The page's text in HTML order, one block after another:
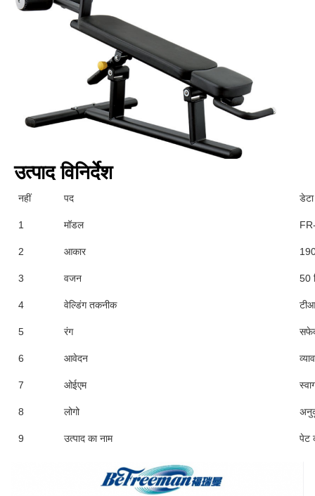
उत्पाद विनिर्देश
नहीं पद डेटा
1 मॉडल
2 आकार
3 वजन 50
4 वेल्डिंग तकनीक
5 रंग
6 आवेदन
7 ओईएम
8 लोगो
9 उत्पाद का नाम पेट